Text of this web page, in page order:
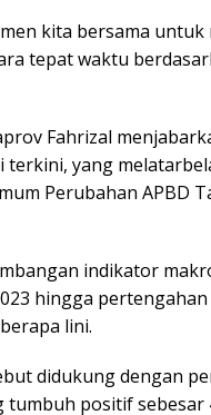
kita bersama
tepat waktu
Fahrizal
yang
Perubahan APBD
indikator
hingga
lini.
didukung dengan
tumbuh positif